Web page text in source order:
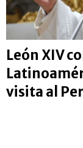
León XIV
visita al